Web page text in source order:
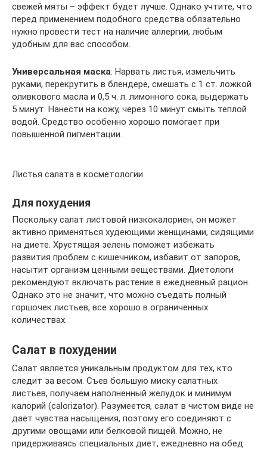
свежей мяты – эффект будет лучше. Однако учтите, что
перед применением подобного средства обязательно
нужно провести тест на наличие аллергии, любым
удобным для вас способом.
Универсальная маска: Нарвать листья, измельчить
руками, перекрутить в блендере, смешать с 1 ст. ложкой
оливкового масла и 0,5 ч. л. лимонного сока, выдержать
5 минут. Нанести на кожу, через 10 минут смыть теплой
водой. Средство особенно хорошо помогает при
повышенной пигментации.
Листья салата в косметологии
Для похудения
Поскольку салат листовой низкокалориен, он может
активно применяться худеющими женщинами, сидящими
на диете. Хрустящая зелень поможет избежать
развития проблем с кишечником, избавит от запоров,
насытит организм ценными веществами. Диетологи
рекомендуют включать растение в ежедневный рацион.
Однако это не значит, что можно съедать полный
горшочек листьев, все хорошо в ограниченных
количествах.
Салат в похудении
Салат является уникальным продуктом для тех, кто
следит за весом. Съев большую миску салатных
листьев, получаем наполненный желудок и минимум
калорий (calorizator). Разумеется, салат в чистом виде не
даёт чувства насыщения, поэтому его соединяют с
другими овощами или белковой пищей. Можно, не
придерживаясь специальных диет, ежедневно на обед